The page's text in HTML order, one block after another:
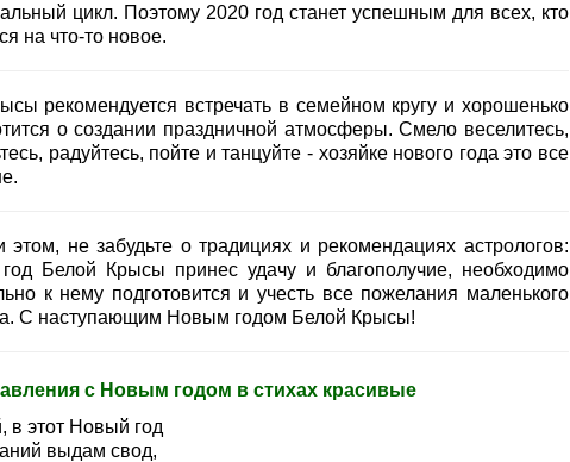
цикл. Поэтому 2020 год станет успешным для всех, кто
на что-то новое.
рекомендуется встречать в семейном кругу и хорошенько
о создании праздничной атмосферы. Смело веселитесь,
радуйтесь, пойте и танцуйте - хозяйке нового года это все
этом, не забудьте о традициях и рекомендациях астрологов:
Белой Крысы принес удачу и благополучие, необходимо
к нему подготовится и учесть все пожелания маленького
С наступающим Новым годом Белой Крысы!
с Новым годом в стихах красивые
в этот Новый год
выдам свод,